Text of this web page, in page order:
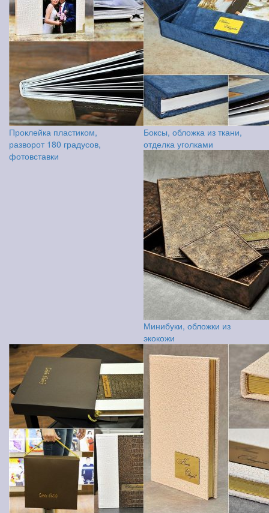
Проклейка пластиком,
разворот 180 градусов,
фотовставки
Боксы, обложка из ткани,
отделка уголками
Минибуки, обложки из
экокожи